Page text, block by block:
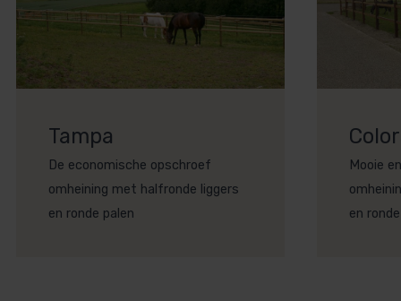
Tampa
De economische opschroef
omheining met halfronde liggers
en ronde palen
Mooie
en